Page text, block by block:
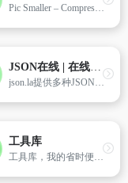
Pic Smaller – Compress JPEG, PNG, WEBP, AVIF, SVG and GIF images intelligently
JSON在线 | 在线JSON校验格式化解析工具
json.la提供多种JSON解析工具,支持在线格式解析、数据解析、json转XML、json格式验证、JSON压缩转义、中文符号转英文符号、结果存储、多语言处理。轻松处理JSON数据,提升项目开发效率。
工具库
工具库，我的省时便捷工具库，为您提供便民的工具，如站长工具、排版工具、生活工具、测试工具、学术类等，为您提供最高效的便利，节省宝贵的时间。